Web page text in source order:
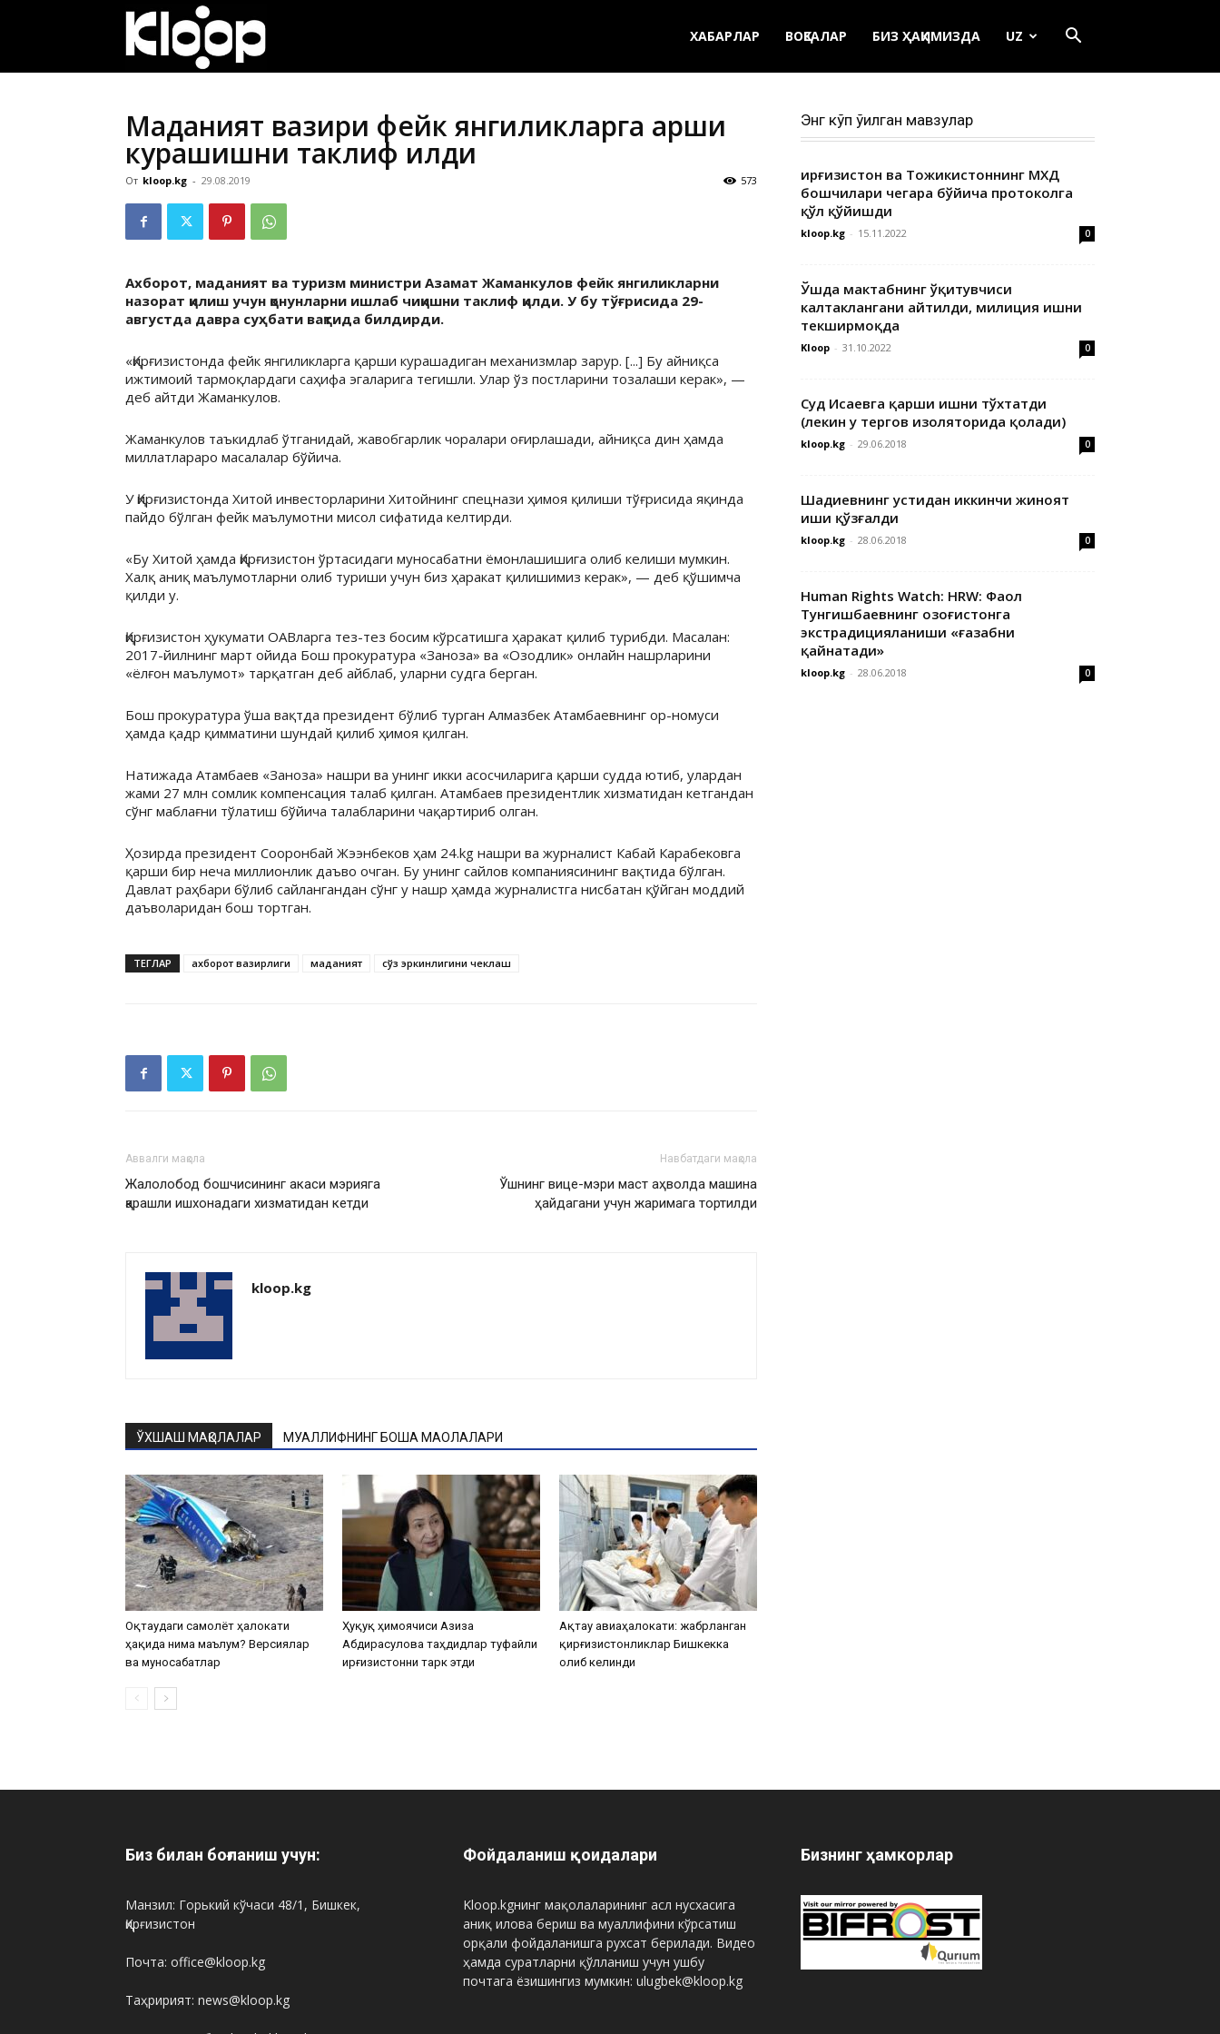
ХАБАРЛАР ВОҚЕАЛАР БИЗ ҲАҚИМИЗДА UZ
Маданият вазири фейк янгиликларга қарши
курашишни таклиф қилди
От kloop.kg - 29.08.2019 573
Ахборот, маданият ва туризм министри Азамат Жаманкулов фейк янгиликларни
назорат қилиш учун қонунларни ишлаб чиқишни таклиф қилди. У бу тўғрисида 29-
августда давра суҳбати вақтида билдирди.
«Қирғизистонда фейк янгиликларга қарши курашадиган механизмлар зарур. [...] Бу айниқса
ижтимоий тармоқлардаги саҳифа эгаларига тегишли. Улар ўз постларини тозалаши керак», —
деб айтди Жаманкулов.
Жаманкулов таъкидлаб ўтганидай, жавобгарлик чоралари оғирлашади, айниқса дин ҳамда
миллатлараро масалалар бўйича.
У Қирғизистонда Хитой инвесторларини Хитойнинг спецнази ҳимоя қилиши тўғрисида яқинда
пайдо бўлган фейк маълумотни мисол сифатида келтирди.
«Бу Хитой ҳамда Қирғизистон ўртасидаги муносабатни ёмонлашишига олиб келиши мумкин.
Халқ аниқ маълумотларни олиб туриши учун биз ҳаракат қилишимиз керак», — деб қўшимча
қилди у.
Қирғизистон ҳукумати ОАВларга тез-тез босим кўрсатишга ҳаракат қилиб турибди. Масалан:
2017-йилнинг март ойида Бош прокуратура «Заноза» ва «Озодлик» онлайн нашрларини
«ёлғон маълумот» тарқатган деб айблаб, уларни судга берган.
Бош прокуратура ўша вақтда президент бўлиб турган Алмазбек Атамбаевнинг ор-номуси
ҳамда қадр қимматини шундай қилиб ҳимоя қилган.
Натижада Атамбаев «Заноза» нашри ва унинг икки асосчиларига қарши судда ютиб, улардан
жами 27 млн сомлик компенсация талаб қилган. Атамбаев президентлик хизматидан кетгандан
сўнг маблағни тўлатиш бўйича талабларини чақартириб олган.
Ҳозирда президент Сооронбай Жээнбеков ҳам 24.kg нашри ва журналист Кабай Карабековга
қарши бир неча миллионлик даъво очган. Бу унинг сайлов компаниясининг вақтида бўлган.
Давлат раҳбари бўлиб сайлангандан сўнг у нашр ҳамда журналистга нисбатан қўйган моддий
даъволаридан бош тортган.
ТЕГЛАР ахборот вазирлиги маданият сўз эркинлигини чеклаш
Аввалги мақола
Жалолобод бошчисининг акаси мэрияга
қарашли ишхонадаги хизматидан кетди
Навбатдаги мақола
Ўшнинг вице-мэри маст аҳволда машина
ҳайдагани учун жаримага тортилди
kloop.kg
ЎХШАШ МАҚОЛАЛАР МУАЛЛИФНИНГ БОШҚА МАҚОЛАЛАРИ
Оқтаудаги самолёт ҳалокати
ҳақида нима маълум? Версиялар
ва муносабатлар
Ҳуқуқ ҳимоячиси Азиза
Абдирасулова таҳдидлар туфайли
Қирғизистонни тарк этди
Ақтау авиаҳалокати: жабрланган
қирғизистонликлар Бишкекка
олиб келинди
Энг кўп ўқилган мавзулар
Қирғизистон ва Тожикистоннинг МХДҚ
бошчилари чегара бўйича протоколга
қўл қўйишди
kloop.kg - 15.11.2022 0
Ўшда мактабнинг ўқитувчиси
калтаклангани айтилди, милиция ишни
текширмоқда
Kloop - 31.10.2022 0
Суд Исаевга қарши ишни тўхтатди
(лекин у тергов изоляторида қолади)
kloop.kg - 29.06.2018 0
Шадиевнинг устидан иккинчи жиноят
иши қўзғалди
kloop.kg - 28.06.2018 0
Human Rights Watch: HRW: Фаол
Тунгишбаевнинг Қозоғистонга
экстрадицияланиши «ғазабни
қайнатади»
kloop.kg - 28.06.2018 0
Биз билан боғланиш учун:
Манзил: Горький кўчаси 48/1, Бишкек,
Қирғизистон
Почта: office@kloop.kg
Таҳририят: news@kloop.kg
Фойдаланиш қоидалари
Kloop.kgнинг мақолаларининг асл нусхасига
аниқ илова бериш ва муаллифини кўрсатиш
орқали фойдаланишга рухсат берилади. Видео
ҳамда суратларни қўлланиш учун ушбу
почтага ёзишингиз мумкин: ulugbek@kloop.kg
Бизнинг ҳамкорлар